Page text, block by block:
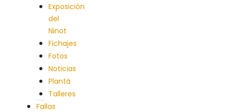
Exposición
del
Ninot
Fichajes
Fotos
Noticias
Plantà
Talleres
Fallas